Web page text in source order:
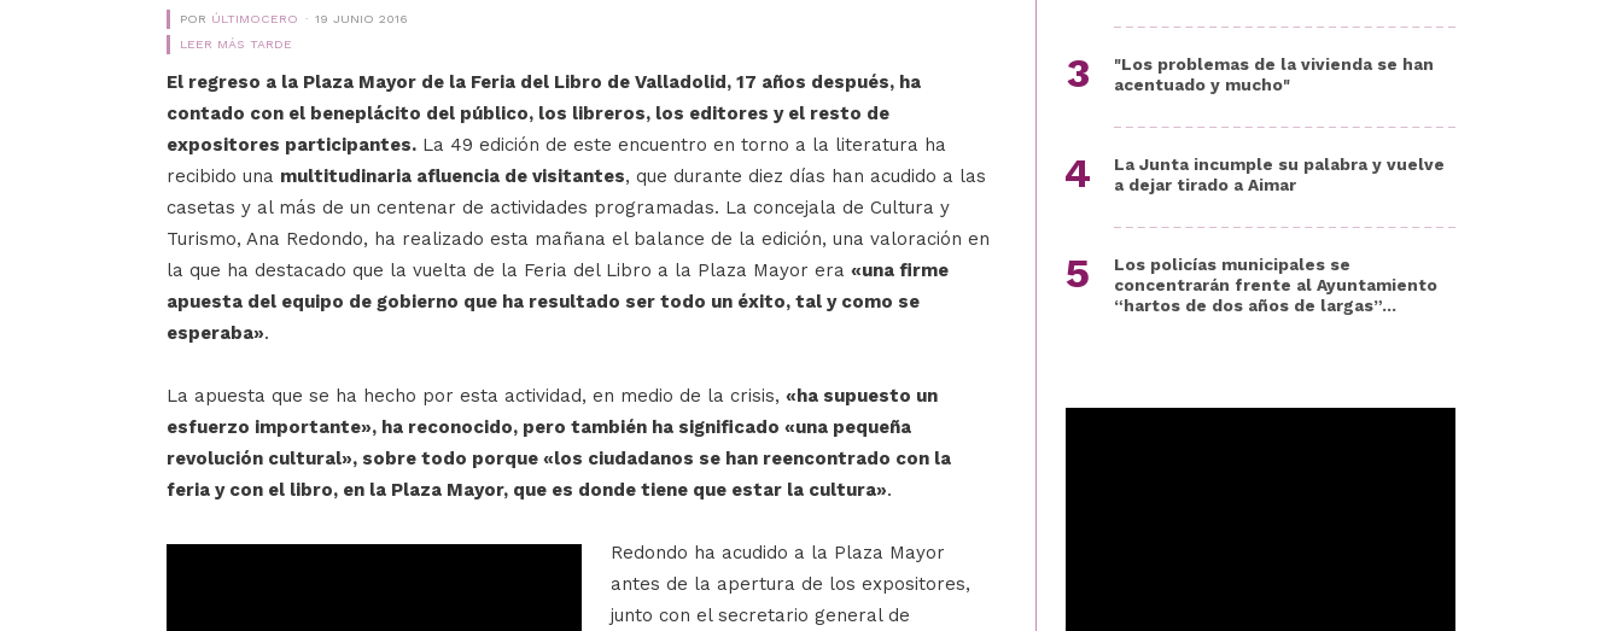
POR ÚLTIMOCERO
19 JUNIO 2016
LEER MÁS TARDE
El regreso a la Plaza Mayor de la Feria del Libro de Valladolid, 17 años después, ha
contado con el beneplácito del público, los libreros, los editores y el resto de
expositores participantes. La 49 edición de este encuentro en torno a la literatura ha
recibido una multitudinaria afluencia de visitantes, que durante diez días han acudido a las
casetas y al más de un centenar de actividades programadas. La concejala de Cultura y
Turismo, Ana Redondo, ha realizado esta mañana el balance de la edición, una valoración en
la que ha destacado que la vuelta de la Feria del Libro a la Plaza Mayor era «una firme
apuesta del equipo de gobierno que ha resultado ser todo un éxito, tal y como se
esperaba».
La apuesta que se ha hecho por esta actividad, en medio de la crisis, «ha supuesto un
esfuerzo importante», ha reconocido, pero también ha significado «una pequeña
revolución cultural», sobre todo porque «los ciudadanos se han reencontrado con la
feria y con el libro, en la Plaza Mayor, que es donde tiene que estar la cultura».
Redondo ha acudido a la Plaza Mayor
antes de la apertura de los expositores,
junto con el secretario general de
"Los problemas de la vivienda se han
acentuado y mucho"
La Junta incumple su palabra y vuelve
a dejar tirado a Aimar
Los policías municipales se
concentrarán frente al Ayuntamiento
“hartos de dos años de largas”...